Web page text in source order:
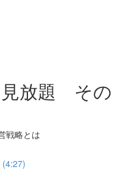
見放題 その
戦略とは